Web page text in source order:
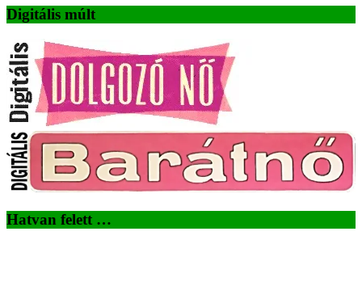
Digitális múlt
Hatvan felett …